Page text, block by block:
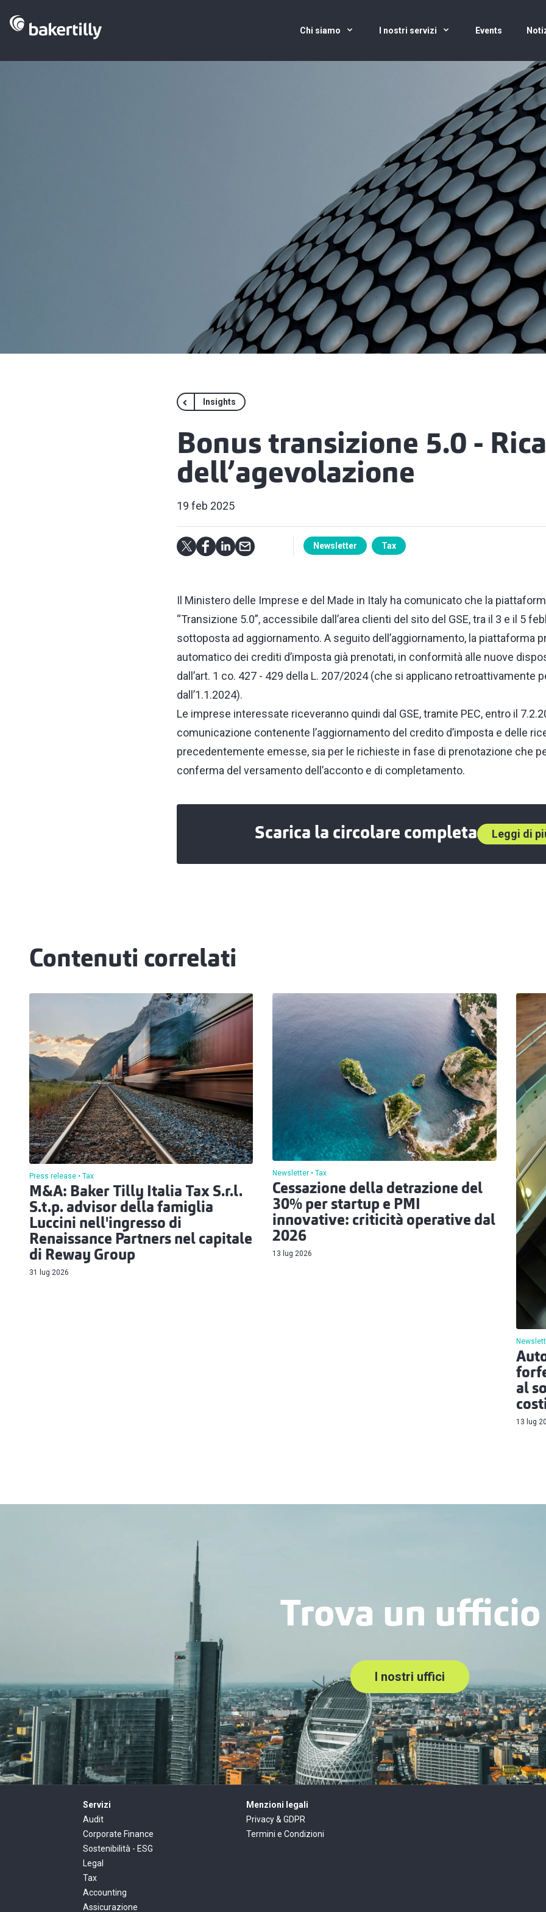
Chi siamo I nostri servizi Events
Insights
Bonus transizione 5.0 -
dell’agevolazione
19 feb 2025
Newsletter Tax
Il Ministero delle Imprese e del Made in Italy ha comunicato che la
“Transizione 5.0”, accessibile dall’area clienti del sito del GSE, tra il 3 e il 5
sottoposta ad aggiornamento. A seguito dell’aggiornamento, la piattaforma
automatico dei crediti d’imposta già prenotati, in conformità alle nuove
dall’art. 1 co. 427 - 429 della L. 207/2024 (che si applicano retroattivamente
dall’1.1.2024).
Le imprese interessate riceveranno quindi dal GSE, tramite PEC, entro il
comunicazione contenente l’aggiornamento del credito d’imposta e delle
precedentemente emesse, sia per le richieste in fase di prenotazione che
conferma del versamento dell’acconto e di completamento.
Scarica la circolare completa Leggi di
Contenuti correlati
Press release Tax
M&A: Baker Tilly Italia Tax S.r.l.
S.t.p. advisor della famiglia
Luccini nell'ingresso di
Renaissance Partners nel capitale
di Reway Group
31 lug 2026
Newsletter Tax
Cessazione della detrazione del
30% per startup e PMI
innovative: criticità operative dal
2026
13 lug 2026
al
13 lug
Trova un ufficio
I nostri uffici
Servizi
Audit
Corporate Finance
Sostenibilità - ESG
Legal
Tax
Accounting
Assicurazione
Menzioni legali
Privacy & GDPR
Termini e Condizioni